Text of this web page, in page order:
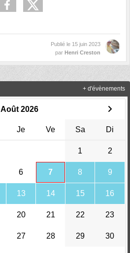
Publié le 15 juin 2023
par Henri Creston
Août 2026
Je Ve Sa Di
1 2
6 7 8 9
13 14 15 16
20 21 22 23
27 28 29 30
+ d'évènements